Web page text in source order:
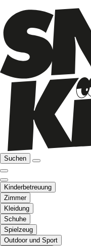
Suchen
Kinderbetreuung
Zimmer
Kleidung
Schuhe
Spielzeug
Outdoor und Sport